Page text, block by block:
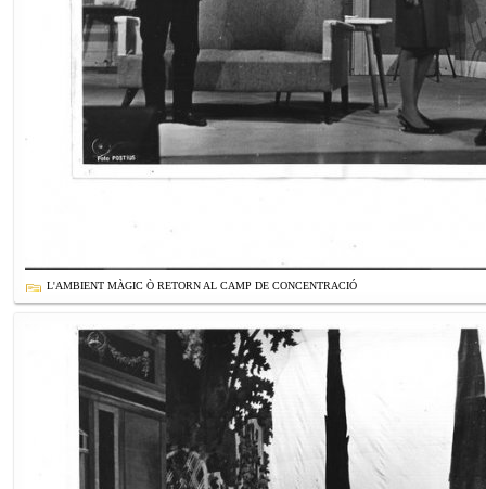
L'AMBIENT MÀGIC Ò RETORN AL CAMP DE CONCENTRACIÓ